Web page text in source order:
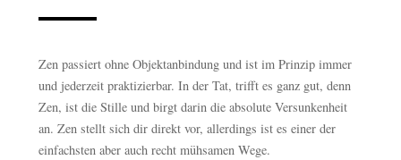
Zen passiert ohne Objektanbindung und ist im Prinzip immer
und jederzeit praktizierbar. In der Tat, trifft es ganz gut, denn
Zen, ist die Stille und birgt darin die absolute Versunkenheit
an. Zen stellt sich dir direkt vor, allerdings ist es einer der
einfachsten aber auch recht mühsamen Wege.